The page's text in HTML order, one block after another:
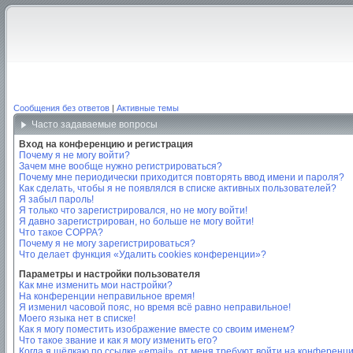
Сообщения без ответов | Активные темы
Часто задаваемые вопросы
Вход на конференцию и регистрация
Почему я не могу войти?
Зачем мне вообще нужно регистрироваться?
Почему мне периодически приходится повторять ввод имени и пароля?
Как сделать, чтобы я не появлялся в списке активных пользователей?
Я забыл пароль!
Я только что зарегистрировался, но не могу войти!
Я давно зарегистрирован, но больше не могу войти!
Что такое COPPA?
Почему я не могу зарегистрироваться?
Что делает функция «Удалить cookies конференции»?
Параметры и настройки пользователя
Как мне изменить мои настройки?
На конференции неправильное время!
Я изменил часовой пояс, но время всё равно неправильное!
Моего языка нет в списке!
Как я могу поместить изображение вместе со своим именем?
Что такое звание и как я могу изменить его?